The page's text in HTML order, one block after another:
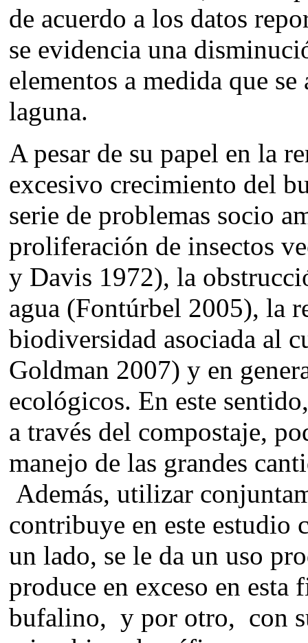
de acuerdo a los datos
se evidencia una
elementos a medida que
laguna.
A pesar de su papel en la
excesivo crecimiento del
serie de problemas socio
proliferación de insectos
y Davis 1972), la
agua (Fontúrbel 2005), la
biodiversidad asociada al
Goldman 2007) y en
ecológicos. En este
a través del compostaje,
manejo de las grandes
Además, utilizar
contribuye en este estudio
un lado, se le da un uso
produce en exceso en
bufalino, y por otro, con